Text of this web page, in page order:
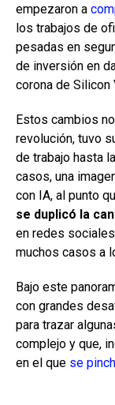
empezaron a
los trabajos de
pesadas en
de inversión en
corona de Silicon
Estos cambios
revolución, tuvo
de trabajo hasta
casos, una
con IA, al punto
se duplicó la
en redes
muchos casos a
Bajo este
con grandes
para trazar
complejo y que,
en el que se